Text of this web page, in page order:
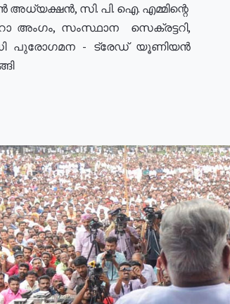
അധ്യക്ഷൻ, സി. പി. ഐ. എമ്മിന്റെ
അംഗം, സംസ്ഥാന സെക്രട്ടറി,
പുരോഗമന - ട്രേഡ് യൂണിയൻ